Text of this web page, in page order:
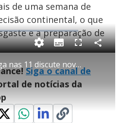
de uma semana de
continental, o que
e a preparação de
P
l
Bancada do Joga nas 11 discute nova convocação da seleção brasileira
S
u
b
i
t
l
s
F
l
c
e
C
o
Siga o canal de
de notícias da